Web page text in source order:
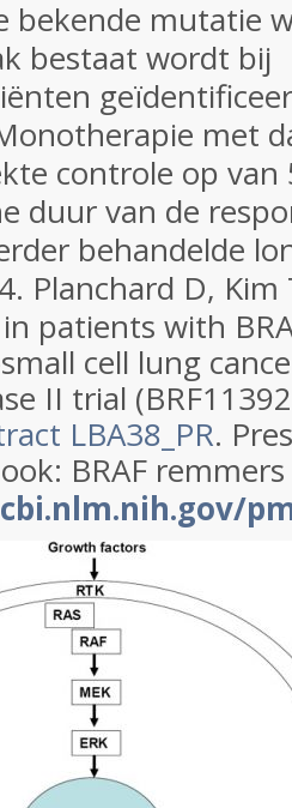
bekende mutatie
bestaat wordt bij
met
controle op van
duur van de
behandelde
4. Planchard D, Kim
patients with
cell lung
II trial
LBA38_PR.
BRAF